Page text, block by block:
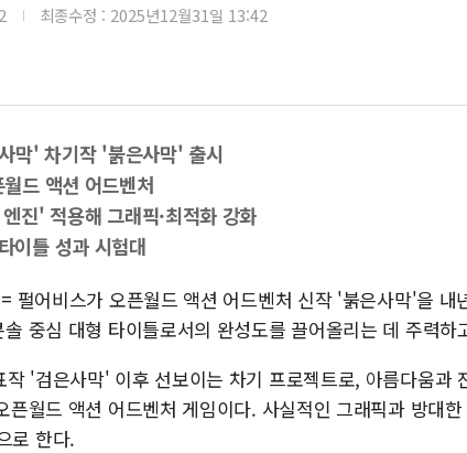
뉴욕증시
청와대, 북
금값 7주 만
양주 섬유
최종수정 : 2025년12월31일 13:42
막' 차기작 '붉은사막' 출시
드 액션 어드벤처
진' 적용해 그래픽·최적화 강화
이틀 성과 시험대
펄어비스가 오픈월드 액션 어드벤처 신작 '붉은사막'을 내
중심 대형 타이틀로서의 완성도를 끌어올리는 데 주력하
'검은사막' 이후 선보이는 차기 프로젝트로, 아름다움과
월드 액션 어드벤처 게임이다. 사실적인 그래픽과 방대
로 한다.